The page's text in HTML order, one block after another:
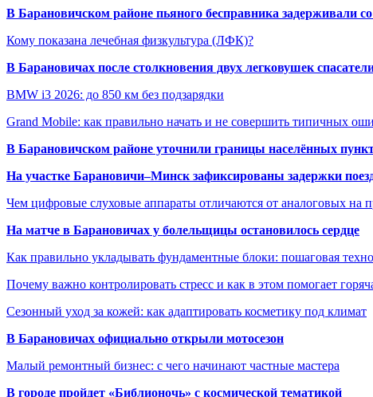
В Барановичском районе пьяного бесправника задерживали
Кому показана лечебная физкультура (ЛФК)?
В Барановичах после столкновения двух легковушек
BMW i3 2026: до 850 км без подзарядки
Grand Mobile: как правильно начать и не совершить типичных
В Барановичском районе уточнили границы населённых
На участке Барановичи–Минск зафиксированы задержки
Чем цифровые слуховые аппараты отличаются от аналоговых на
На матче в Барановичах у болельщицы остановилось сердце
Как правильно укладывать фундаментные блоки: пошаговая
Почему важно контролировать стресс и как в этом помогает
Сезонный уход за кожей: как адаптировать косметику под климат
В Барановичах официально открыли мотосезон
Малый ремонтный бизнес: с чего начинают частные мастера
В городе пройдет «Библионочь» с космической тематикой